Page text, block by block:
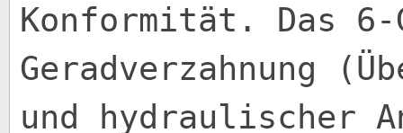
Konformität. Das 6-
Geradverzahnung
und hydraulischer